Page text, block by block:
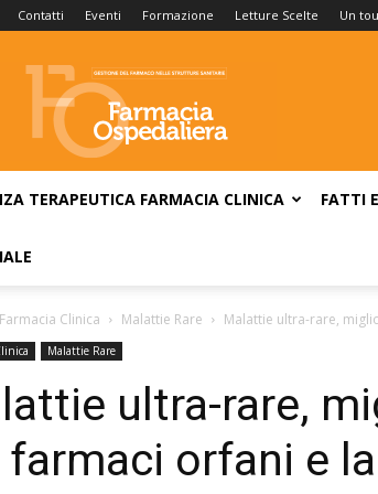
Contatti Eventi Formazione Letture Scelte Un
Farmacia
Ospedaliera
TERAPEUTICA FARMACIA CLINICA FATTI
Farmacia Clinica Malattie Rare Malattie ultra-rare,
Malattie Rare
ultra-rare,
farmaci orfani e